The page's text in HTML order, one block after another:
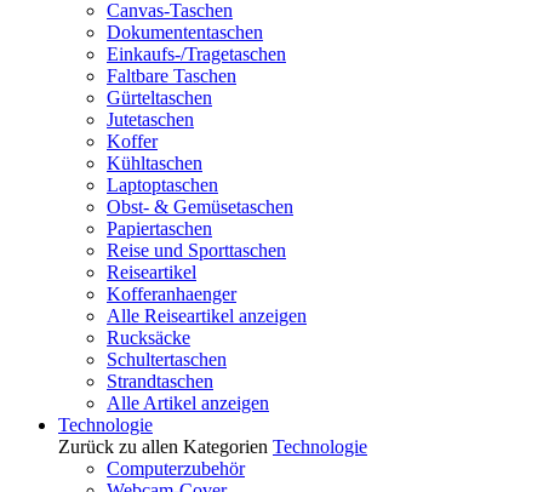
Canvas-Taschen
Dokumententaschen
Einkaufs-/Tragetaschen
Faltbare Taschen
Gürteltaschen
Jutetaschen
Koffer
Kühltaschen
Laptoptaschen
Obst- & Gemüsetaschen
Papiertaschen
Reise und Sporttaschen
Reiseartikel
Kofferanhaenger
Alle Reiseartikel anzeigen
Rucksäcke
Schultertaschen
Strandtaschen
Alle Artikel anzeigen
Technologie
Zurück zu allen Kategorien Technologie
Computerzubehör